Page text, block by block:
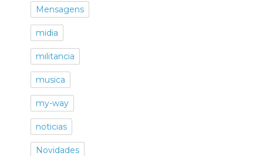
Mensagens
midia
militancia
musica
my-way
noticias
Novidades